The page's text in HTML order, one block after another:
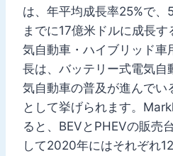
は、年平均成長率25%で
までに17億米ドルに成長
気自動車・ハイブリッド車
長は、バッテリー式電気自
気自動車の普及が進んでい
として挙げられます。
ると、BEVとPHEVの販売
して2020年にはそれぞれ